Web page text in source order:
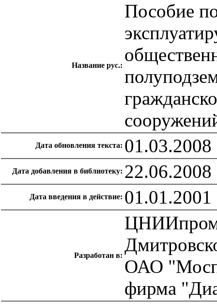
Название рус.:
Пособие
Дата обновления текста: 01.03.2008
Дата добавления в библиотеку: 22.06.2008
Дата введения в действие: 01.01.2001
Разработан в:
ОАО
фирма